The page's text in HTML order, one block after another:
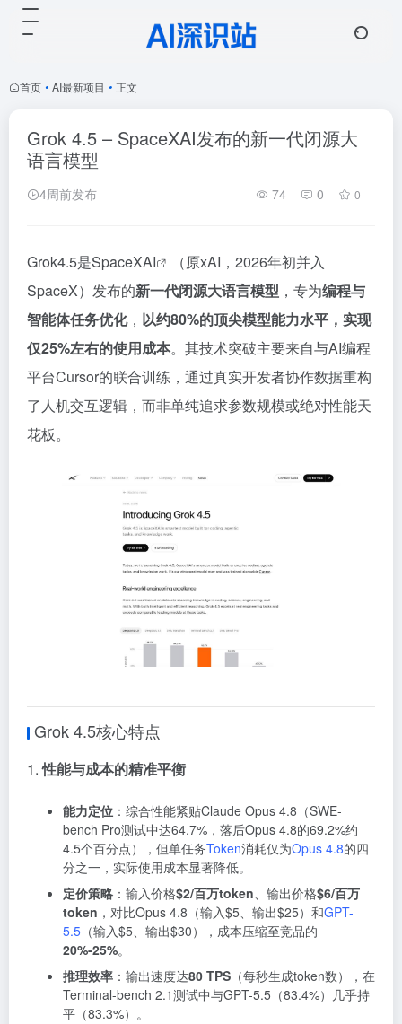
首页 • AI最新项目 • 正文
Grok 4.5 – SpaceXAI发布的新一代闭源大
语言模型
4周前发布 74 0 0
Grok4.5是SpaceXAI
（原xAI，2026年初并入
SpaceX）发布的新一代闭源大语言模型 ，专为编程与
智能体任务优化， 以约80%的顶尖模型能力水平，实现
仅25%左右的使用成本。其技术突破主要来自与AI编程
平台Cursor的联合训练，通过真实开发者协作数据重构
了人机交互逻辑，而非单纯追求参数规模或绝对性能天
花板。
Grok 4.5核心特点
1.性能与成本的精准平衡
能力定位 ：综合性能紧贴Claude Opus 4.8（SWE-
bench Pro测试中达64.7%，落后Opus 4.8的69.2%约
4.5个百分点），但单任务Token消耗仅为Opus 4.8的四
分之一 ，实际使用成本显著降低。
定价策略 ：输入价格$2/百万token、输出价格$6/百万
token ，对比Opus 4.8（输入$5、输出$25）和GPT-
5.5 （输入$5、输出$30），成本压缩至竞品的
20%-25%。
推理效率 ：输出速度达80 TPS （每秒生成token数），在
Terminal-bench 2.1测试中与GPT-5.5（83.4%）几乎持
平（83.3%）。